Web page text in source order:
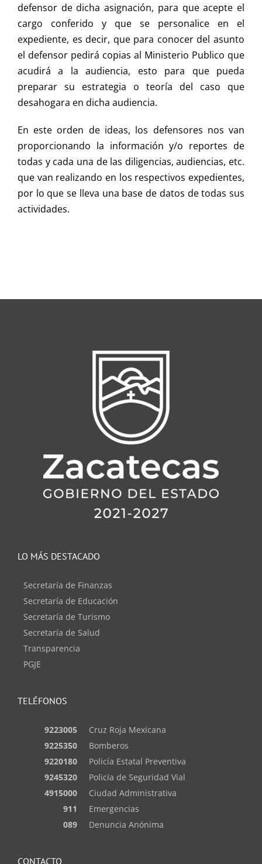
defensor de dicha asignación, para que acepte el
cargo conferido y que se personalice en el
expediente, es decir, que para conocer del asunto
el defensor pedirá copias al Ministerio Publico que
acudirá a la audiencia, esto para que pueda
preparar su estrategia o teoría del caso que
desahogara en dicha audiencia.
En este orden de ideas, los defensores nos van
proporcionando la información y/o reportes de
todas y cada una de las diligencias, audiencias, etc.
que van realizando en los respectivos expedientes,
por lo que se lleva una base de datos de todas sus
actividades.
TELÉFONOS
9223005
Cruz Roja Mexicana
9225350
Bomberos
9220180
Policía Estatal Preventiva
9245320
Policía de Seguridad Vial
4915000
Ciudad Administrativa
911
Emergencias
089
Denuncia Anónima
LO MÁS DESTACADO
Secretaría de Finanzas
Secretaría de Educación
Secretaría de Turismo
Secretaría de Salud
Transparencia
PGJE
CONTACTO